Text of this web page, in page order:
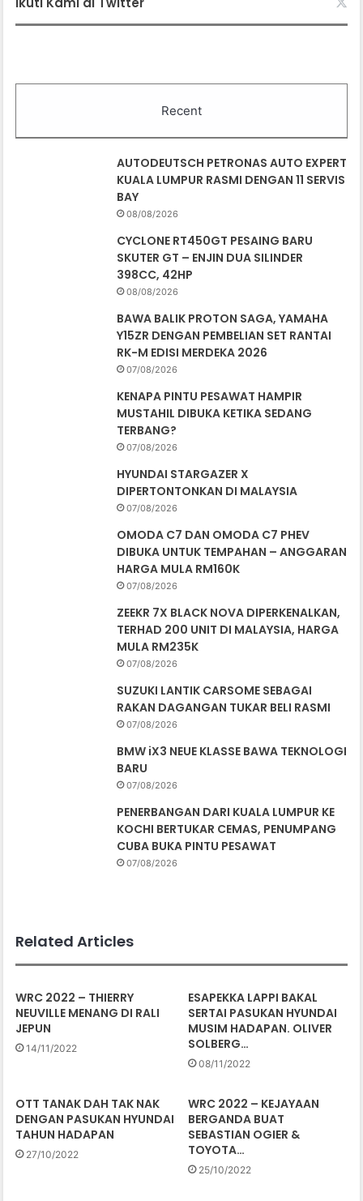
Recent
AUTODEUTSCH PETRONAS AUTO EXPERT
KUALA LUMPUR RASMI DENGAN 11 SERVIS
BAY
08/08/2026
CYCLONE RT450GT PESAING BARU
SKUTER GT – ENJIN DUA SILINDER
398CC, 42HP
08/08/2026
BAWA BALIK PROTON SAGA, YAMAHA
Y15ZR DENGAN PEMBELIAN SET RANTAI
RK-M EDISI MERDEKA 2026
07/08/2026
KENAPA PINTU PESAWAT HAMPIR
MUSTAHIL DIBUKA KETIKA SEDANG
TERBANG?
07/08/2026
HYUNDAI STARGAZER X
DIPERTONTONKAN DI MALAYSIA
07/08/2026
OMODA C7 DAN OMODA C7 PHEV
DIBUKA UNTUK TEMPAHAN – ANGGARAN
HARGA MULA RM160K
07/08/2026
ZEEKR 7X BLACK NOVA DIPERKENALKAN,
TERHAD 200 UNIT DI MALAYSIA, HARGA
MULA RM235K
07/08/2026
SUZUKI LANTIK CARSOME SEBAGAI
RAKAN DAGANGAN TUKAR BELI RASMI
07/08/2026
BMW iX3 NEUE KLASSE BAWA TEKNOLOGI
BARU
07/08/2026
PENERBANGAN DARI KUALA LUMPUR KE
KOCHI BERTUKAR CEMAS, PENUMPANG
CUBA BUKA PINTU PESAWAT
07/08/2026
Related Articles
WRC 2022 – THIERRY
NEUVILLE MENANG DI RALI
JEPUN
14/11/2022
ESAPEKKA LAPPI BAKAL
SERTAI PASUKAN HYUNDAI
MUSIM HADAPAN. OLIVER
SOLBERG…
08/11/2022
OTT TANAK DAH TAK NAK
DENGAN PASUKAN HYUNDAI
TAHUN HADAPAN
27/10/2022
WRC 2022 – KEJAYAAN
BERGANDA BUAT
SEBASTIAN OGIER &
TOYOTA…
25/10/2022